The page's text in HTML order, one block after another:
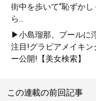
街中を歩いて“恥ずか
ら...
▶小島瑠那、プールに
注目!グラビアメイキ
ー公開!【美女検索】
この連載の前回記事